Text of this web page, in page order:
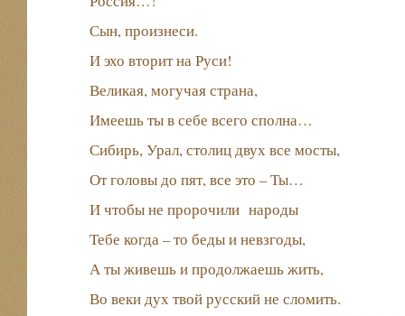
Сын, произнеси.
И эхо вторит на Руси!
Великая, могучая страна,
Имеешь ты в себе всего сполна…
Сибирь, Урал, столиц двух все мосты,
От головы до пят, все это – Ты…
И чтобы не пророчили народы
Тебе когда – то беды и невзгоды,
А ты живешь и продолжаешь жить,
Во веки дух твой русский не сломить.